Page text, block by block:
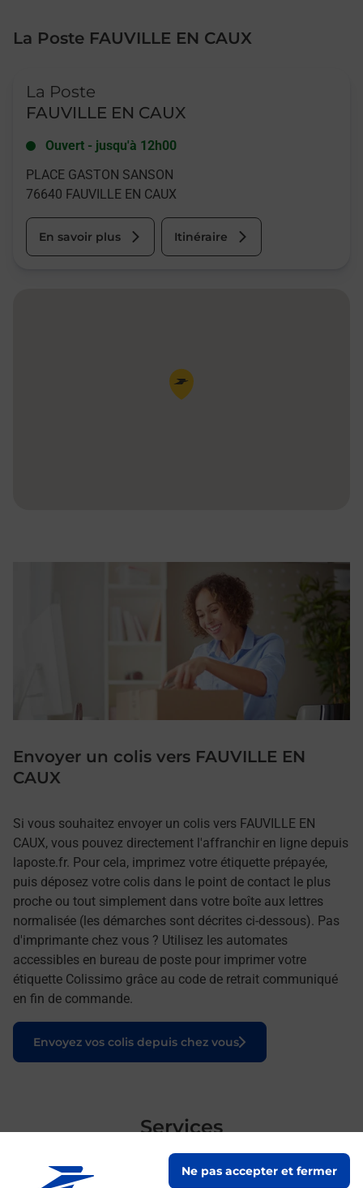
Ne pas accepter et fermer
La Poste FAUVILLE EN CAUX
La Poste
FAUVILLE EN CAUX
Ouvert - jusqu'à 12h00
PLACE GASTON SANSON
76640 FAUVILLE EN CAUX
En savoir plus Itinéraire
Pin de la carte
Envoyer un colis vers FAUVILLE EN
CAUX
Si vous souhaitez envoyer un colis vers FAUVILLE EN
CAUX, vous pouvez directement l'affranchir en ligne depuis
laposte.fr. Pour cela, imprimez votre étiquette prépayée,
puis déposez votre colis dans le point de contact le plus
proche ou tout simplement dans votre boîte aux lettres
normalisée (les démarches sont décrites ci-dessous). Pas
d'imprimante chez vous ? Utilisez les automates
accessibles en bureau de poste pour imprimer votre
étiquette Colissimo grâce au code de retrait communiqué
en fin de commande.
Envoyez vos colis depuis chez vous
Le lien s'ouvre dans un nouvel onglet
Services
En savoir plus En